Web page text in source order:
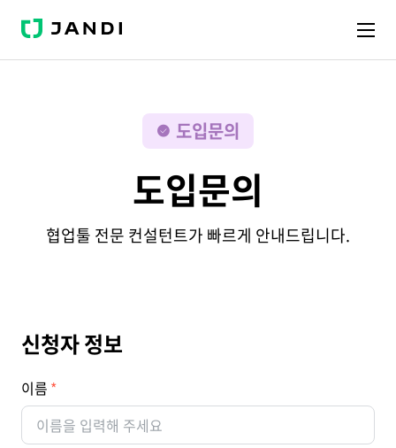
J
N
도입문의
도입문의
협업툴 전문 컨설턴트가 빠르게 안내드립니다.
신청자 정보
이름